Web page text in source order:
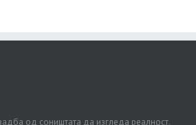
од соништата да изгледа реалност.